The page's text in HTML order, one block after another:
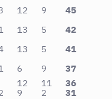
12 9
45
13 5
42
13 5
41
6 9
37
12 11
36
9 2
31